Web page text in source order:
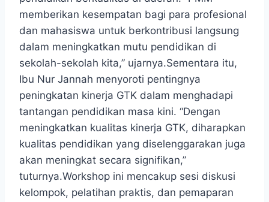
memberikan kesempatan bagi para profesional
dan mahasiswa untuk berkontribusi langsung
dalam meningkatkan mutu pendidikan di
sekolah-sekolah kita,” ujarnya.Sementara itu,
Ibu Nur Jannah menyoroti pentingnya
peningkatan kinerja GTK dalam menghadapi
tantangan pendidikan masa kini. “Dengan
meningkatkan kualitas kinerja GTK, diharapkan
kualitas pendidikan yang diselenggarakan juga
akan meningkat secara signifikan,”
tuturnya.Workshop ini mencakup sesi diskusi
kelompok, pelatihan praktis, dan pemaparan